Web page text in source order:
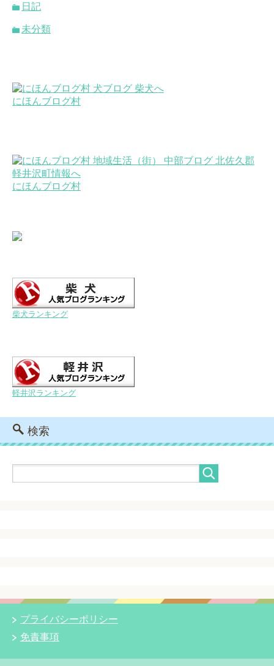
日記
未分類
にほんブログ村
にほんブログ村
柴犬ランキング
軽井沢ランキング
検索
プライバシーポリシー
免責事項